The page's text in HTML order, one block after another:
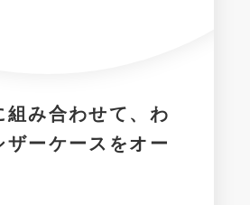
み合わせて、 わ
ザーケースをオー